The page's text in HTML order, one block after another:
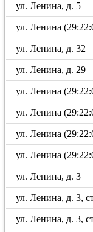
ул. Ленина, д. 5
ул. Ленина
ул. Ленина, д. 32
ул. Ленина, д. 29
ул. Ленина
ул. Ленина
ул. Ленина
ул. Ленина
ул. Ленина, д. 3
ул. Ленина, д. 3,
ул. Ленина, д. 3,